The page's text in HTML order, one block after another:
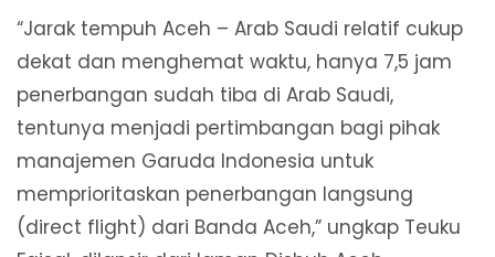
“Jarak tempuh Aceh – Arab Saudi relatif cukup
dekat dan menghemat waktu, hanya 7,5 jam
penerbangan sudah tiba di Arab Saudi,
tentunya menjadi pertimbangan bagi pihak
manajemen Garuda Indonesia untuk
memprioritaskan penerbangan langsung
(direct flight) dari Banda Aceh,” ungkap Teuku